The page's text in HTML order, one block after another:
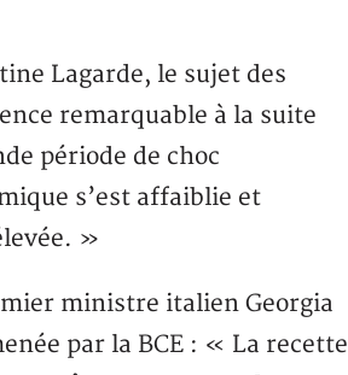
Lagarde, le sujet des
remarquable à la suite
période de choc
s’est affaiblie et
»
ministre italien Georgia
par la BCE : « La recette